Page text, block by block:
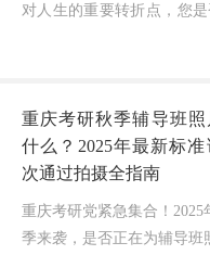
对人生的重要转折点，您
预报名考点到底有哪些专
重庆考研秋季辅导班照
什么？2025年最新标
次通过拍摄全指南
重庆考研党紧急集合！2025
季来袭，是否正在为辅导班